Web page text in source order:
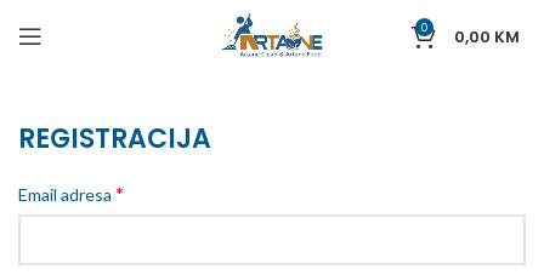
0 0,00 KM
REGISTRACIJA
Email adresa *